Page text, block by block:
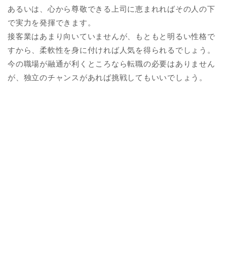
あるいは、心から尊敬できる上司に恵まれればその人の下
で実力を発揮できます。
接客業はあまり向いていませんが、もともと明るい性格で
すから、柔軟性を身に付ければ人気を得られるでしょう。
今の職場が融通が利くところなら転職の必要はありません
が、独立のチャンスがあれば挑戦してもいいでしょう。